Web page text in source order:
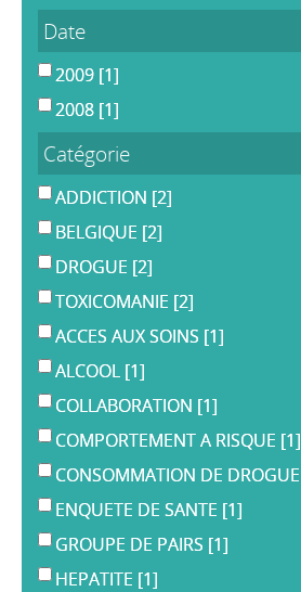
Date
2009 [1]
2008 [1]
Catégorie
ADDICTION [2]
BELGIQUE [2]
DROGUE [2]
TOXICOMANIE [2]
ACCES AUX SOINS [1]
ALCOOL [1]
COLLABORATION [1]
COMPORTEMENT A RISQUE [1]
CONSOMMATION DE DROGUE
ENQUETE DE SANTE [1]
GROUPE DE PAIRS [1]
HEPATITE [1]